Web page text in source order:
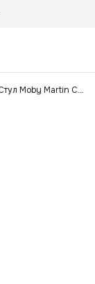
Стул Moby Martin Светло-серый Антикоготь, Черные ножки